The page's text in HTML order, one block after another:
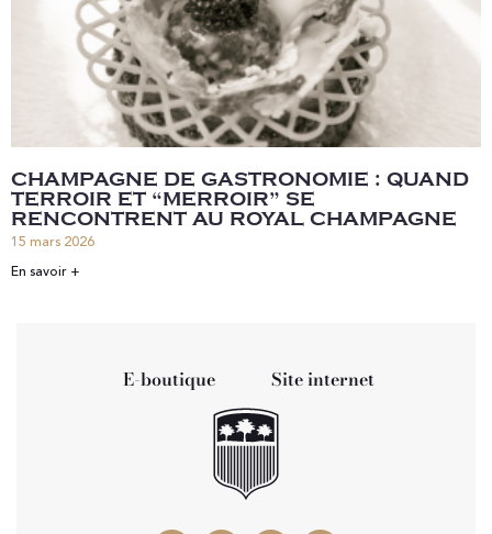
CHAMPAGNE DE GASTRONOMIE : QUAND
TERROIR ET “MERROIR” SE
RENCONTRENT AU ROYAL CHAMPAGNE
15 mars 2026
En savoir +
Site internet
E-boutique